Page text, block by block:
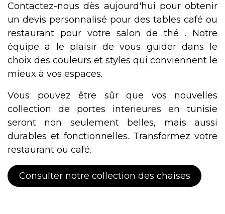
Contactez-nous dès aujourd'hui pour obtenir
un devis personnalisé pour des tables café ou
restaurant pour votre salon de thé . Notre
équipe a le plaisir de vous guider dans le
choix des couleurs et styles qui conviennent le
mieux à vos espaces.
Vous pouvez être sûr que vos nouvelles
collection de portes interieures en tunisie
seront non seulement belles, mais aussi
durables et fonctionnelles. Transformez votre
restaurant ou café.
Consulter notre collection des chaises